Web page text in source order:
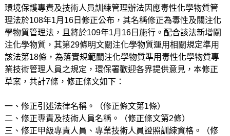
環境保護專責及技術人員訓練管理辦法因應毒性化學物質管
理法於108年1月16日修正公布，其名稱修正為毒性及關注化
學物質管理法，且將於109年1月16日施行。配合該法新增關
注化學物質，其第29條明文關注化學物質運用相關規定準用
該法第18條，為落實規範關注化學物質準用毒性化學物質專
業技術管理人員之規定，環保署歡迎各界提供意見，本修正
草案，共計7條，修正條文如下：
一、修正引述法律名稱。（修正條文第1條）
二、修正專責及技術人員名稱。（修正條文第2條）
三、修正甲級專責人員、專業技術人員證照訓練資格。（修